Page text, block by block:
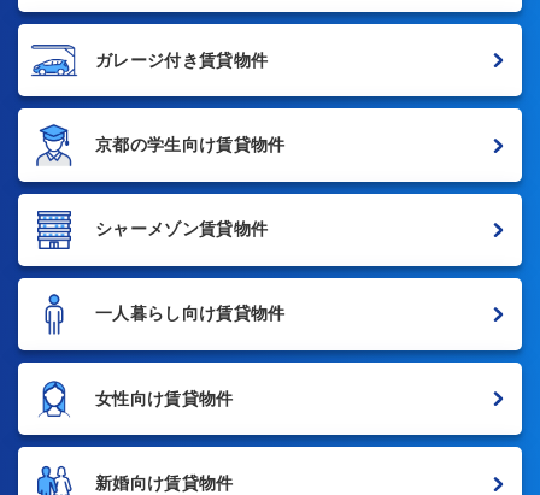
ガレージ付き賃貸物件
京都の学生向け賃貸物件
シャーメゾン賃貸物件
一人暮らし向け賃貸物件
女性向け賃貸物件
新婚向け賃貸物件